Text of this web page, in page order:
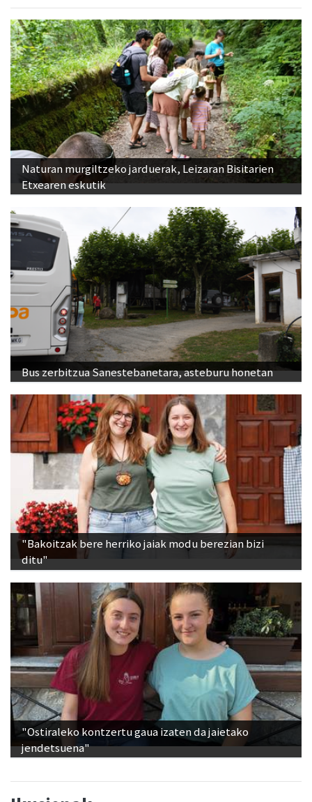
Naturan murgiltzeko jarduerak, Leizaran Bisitarien
Etxearen eskutik
Bus zerbitzua Sanestebanetara, asteburu honetan
"Bakoitzak bere herriko jaiak modu berezian bizi
ditu"
"Ostiraleko kontzertu gaua izaten da jaietako
jendetsuena"